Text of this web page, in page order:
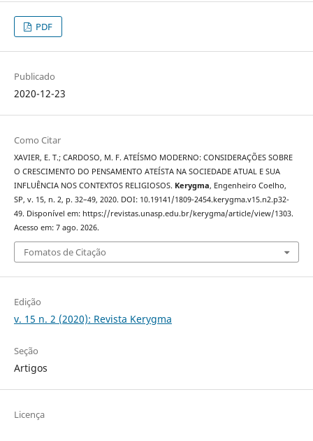
PDF
Publicado
2020-12-23
Como Citar
XAVIER, E. T.; CARDOSO, M. F. ATEÍSMO MODERNO: CONSIDERAÇÕES SOBRE
O CRESCIMENTO DO PENSAMENTO ATEÍSTA NA SOCIEDADE ATUAL E SUA
INFLUÊNCIA NOS CONTEXTOS RELIGIOSOS. Kerygma, Engenheiro Coelho,
SP, v. 15, n. 2, p. 32–49, 2020. DOI: 10.19141/1809-2454.kerygma.v15.n2.p32-
49. Disponível em: https://revistas.unasp.edu.br/kerygma/article/view/1303.
Acesso em: 7 ago. 2026.
Fomatos de Citação
Edição
v. 15 n. 2 (2020): Revista Kerygma
Seção
Artigos
Licença